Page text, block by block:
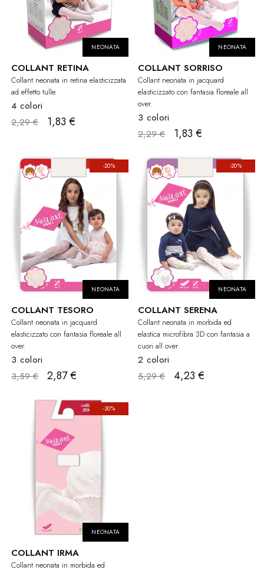
NEONATA
COLLANT RETINA
Collant neonata in retina elasticizzata
ad effetto tulle.
4 colori
2,29 €
1,83 €
NEONATA
COLLANT SORRISO
Collant neonata in jacquard
elasticizzato con fantasia floreale all
over.
3 colori
2,29 €
1,83 €
-20%
NEONATA
COLLANT TESORO
Collant neonata in jacquard
elasticizzato con fantasia floreale all
over.
3 colori
3,59 €
2,87 €
-20%
NEONATA
COLLANT SERENA
Collant neonata in morbida ed
elastica microfibra 3D con fantasia a
cuori all over.
2 colori
5,29 €
4,23 €
-30%
NEONATA
COLLANT IRMA
Collant neonata in morbida ed